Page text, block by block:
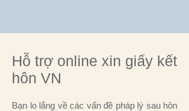
Hỗ trợ online xin giấy kết
hôn VN
Bạn lo lắng về các vấn đề pháp lý sau hôn